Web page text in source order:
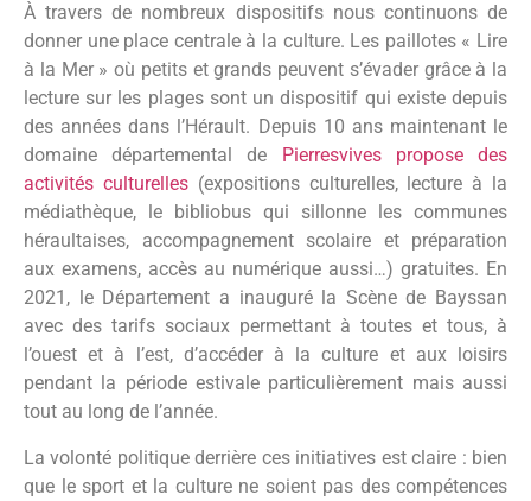
À travers de nombreux dispositifs nous continuons de
donner une place centrale à la culture. Les paillotes « Lire
à la Mer » où petits et grands peuvent s’évader grâce à la
lecture sur les plages sont un dispositif qui existe depuis
des années dans l’Hérault. Depuis 10 ans maintenant le
domaine départemental de Pierresvives propose des
activités culturelles(expositions culturelles, lecture à la
médiathèque, le bibliobus qui sillonne les communes
héraultaises, accompagnement scolaire et préparation
aux examens, accès au numérique aussi…) gratuites. En
2021, le Département a inauguré la Scène de Bayssan
avec des tarifs sociaux permettant à toutes et tous, à
l’ouest et à l’est, d’accéder à la culture et aux loisirs
pendant la période estivale particulièrement mais aussi
tout au long de l’année.
La volonté politique derrière ces initiatives est claire : bien
que le sport et la culture ne soient pas des compétences